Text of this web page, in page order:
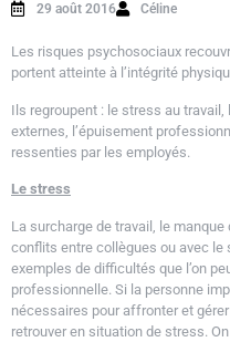
29 août 2016 Céline
Les risques psychosociaux
portent atteinte à l’intégrité
Ils regroupent : le stress au
externes, l’épuisement
ressenties par les employés.
Le stress
La surcharge de travail, le manque
conflits entre collègues ou avec le
exemples de difficultés que l’on
professionnelle. Si la personne
nécessaires pour affronter et
retrouver en situation de stress.